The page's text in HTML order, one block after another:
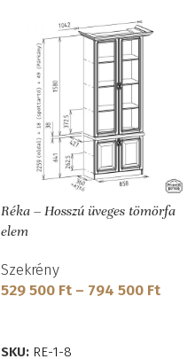
Réka – Hosszú üveges tömörfa
elem
Szekrény
529 500 Ft – 794 500 Ft
SKU: RE-1-8